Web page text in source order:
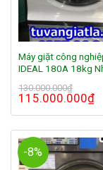
Máy giặt công
IDEAL 180A 18kg
130.000.000₫
115.000.000₫
-8%